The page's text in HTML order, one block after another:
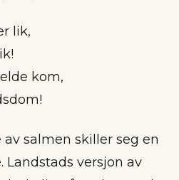
lik,
kom,
salmen skiller seg en
Landstads versjon av